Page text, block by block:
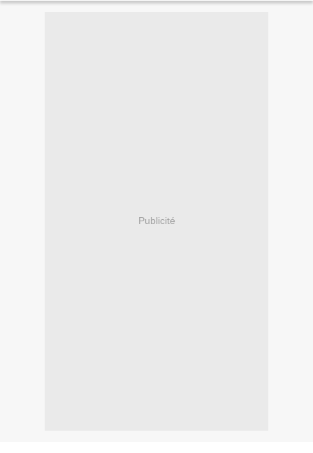
college-roger-martin-du-gard-a-belleme-communiquent-avec-thomas-
Publicité